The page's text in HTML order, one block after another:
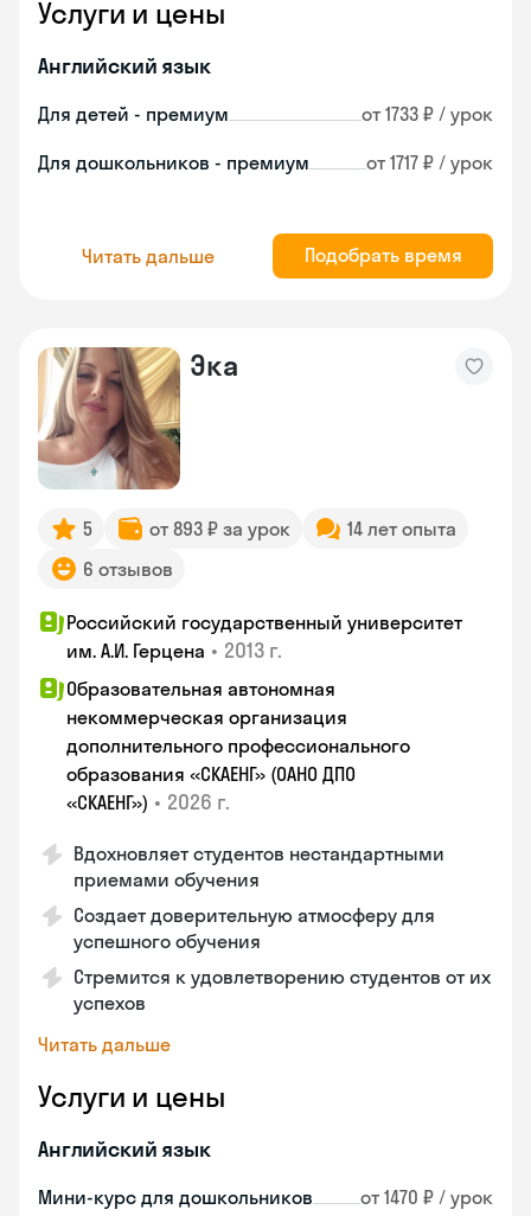
Услуги и цены
Английский язык
Для детей - премиум от 1733 ₽ / урок
Для дошкольников - премиум от 1717 ₽ / урок
Читать дальше Подобрать время
Эка
5 от 893 ₽ за урок
14 лет опыта
6 отзывов
Российский государственный университет
им. А.И. Герцена • 2013 г.
Образовательная автономная
некоммерческая организация
дополнительного профессионального
образования «СКАЕНГ» (ОАНО ДПО
«СКАЕНГ») • 2026 г.
Вдохновляет студентов нестандартными
приемами обучения
Создает доверительную атмосферу для
успешного обучения
Стремится к удовлетворению студентов от их
успехов
Читать дальше
Услуги и цены
Английский язык
Мини-курс для дошкольников от 1470 ₽ / урок